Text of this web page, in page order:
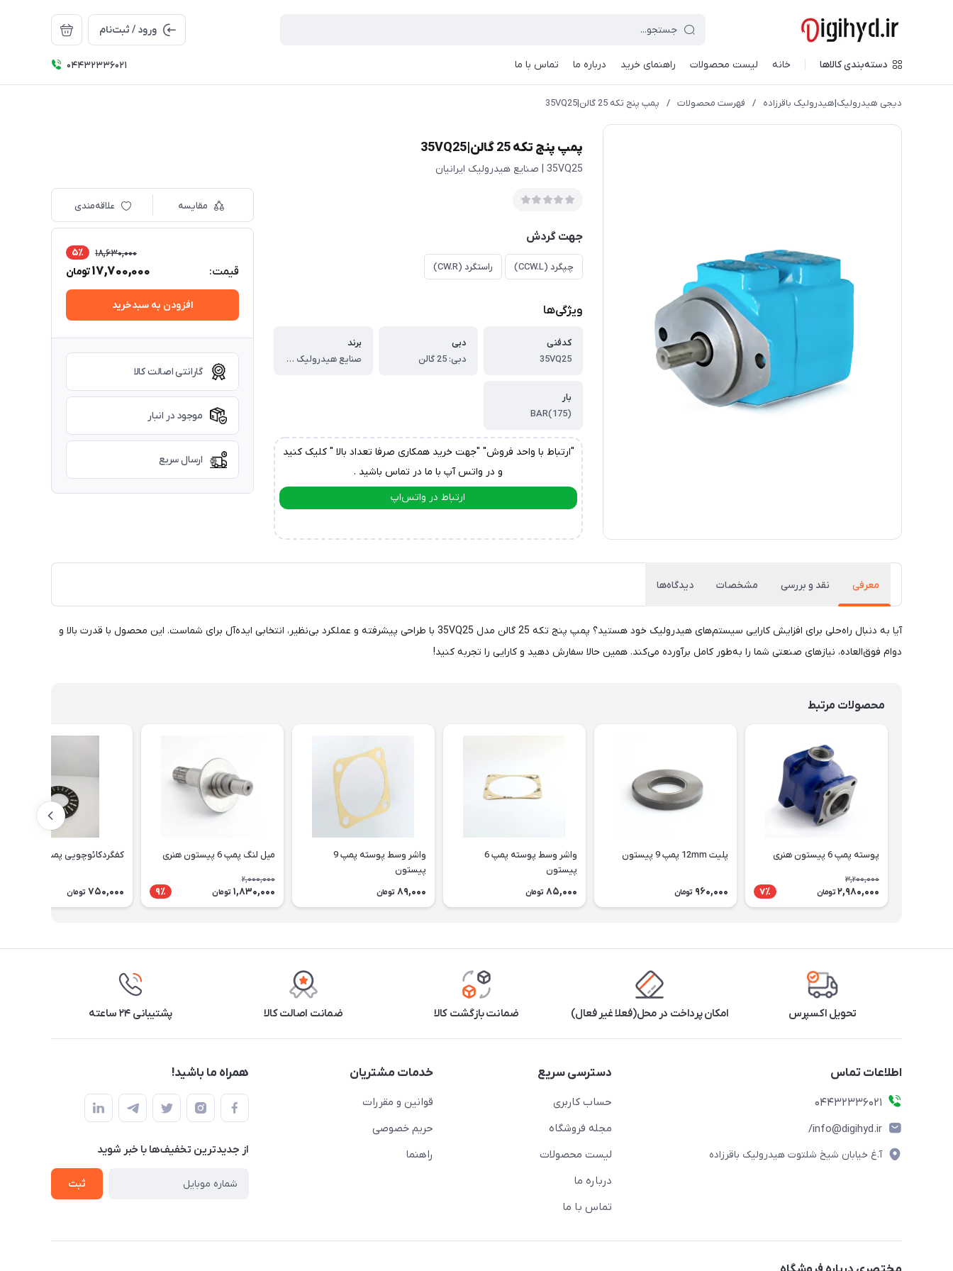
ورود / ثبت‌نام
دسته‌بندی کالاها خانه لیست محصولات راهنمای خرید درباره ما تماس با ما 04432336021
دیجی هیدرولیک|هیدرولیک باقرزاده / فهرست محصولات / پمپ پنج تکه 25 گالن|35VQ25
پمپ پنج تکه 25 گالن|35VQ25
35VQ25 | صنایع هیدرولیک ایرانیان
جهت گردش
چپگرد (CCW.L) راستگرد (CW.R)
ویژگی‌ها
کدفنی
35VQ25
دبی
دبی: 25 گالن
برند
صنایع هیدرولیک ایرانیان
بار
(175)BAR
"ارتباط با واحد فروش" "جهت خرید همکاری صرفا تعداد بالا " کلیک کنید
و در واتس آپ با ما در تماس باشید .
ارتباط در واتس‌اپ
مقایسه علاقه‌مندی
قیمت:
18,630,000 5٪
17,700,000تومان
افزودن به سبدخرید
گارانتی اصالت کالا
موجود در انبار
ارسال سریع
معرفی نقد و بررسی مشخصات دیدگاه‌ها
آیا به دنبال راه‌حلی برای افزایش کارایی سیستم‌های هیدرولیک خود هستید؟ پمپ پنج تکه 25 گالن مدل 35VQ25 با طراحی پیشرفته و عملکرد بی‌نظیر، انتخابی ایده‌آل برای شماست. این محصول با قدرت بالا و
دوام فوق‌العاده، نیازهای صنعتی شما را به‌طور کامل برآورده می‌کند. همین حالا سفارش دهید و کارایی را تجربه کنید!
محصولات مرتبط
پوسته پمپ 6 پیستون هنری
3,200,000
2,980,000 تومان 7٪
پلیت 12mm پمپ 9 پیستون
960,000 تومان
واشر وسط پوسته پمپ 6
پیستون
85,000 تومان
واشر وسط پوسته پمپ 9
پیستون
89,000 تومان
میل لنگ پمپ 6 پیستون هنری
2,000,000
1,830,000 تومان 9٪
کفگردکائوچویی پمپ 6 پیستون
750,000 تومان
تحویل اکسپرس امکان پرداخت در محل(فعلا غیر فعال) ضمانت بازگشت کالا ضمانت اصالت کالا پشتیبانی ۲۴ ساعته
اطلاعات تماس
04432336021
info@digihyd.ir/
آ.غ خیابان شیخ شلتوت هیدرولیک باقرزاده
دسترسی سریع
حساب کاربری
مجله فروشگاه
لیست محصولات
درباره ما
تماس با ما
خدمات مشتریان
قوانین و مقررات
حریم خصوصی
راهنما
همراه ما باشید!
از جدید‌ترین تخفیف‌ها با‌ خبر شوید
ثبت